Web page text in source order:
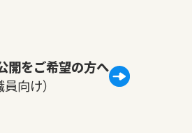
をご希望の方へ
向け）